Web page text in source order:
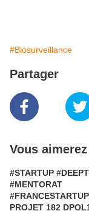
#Biosurveillance
Partager
Vous
#STARTUP
#MENTORAT
PROJET 182